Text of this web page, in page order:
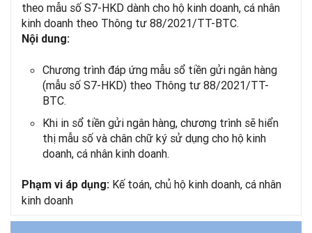
theo mẫu số S7-HKD dành cho hộ kinh doanh, cá nhân
kinh doanh theo Thông tư 88/2021/TT-BTC.
Nội dung:
Chương trình đáp ứng mẫu sổ tiền gửi ngân hàng
(mẫu số S7-HKD) theo Thông tư 88/2021/TT-
BTC.
Khi in sổ tiền gửi ngân hàng, chương trình sẽ hiển
thị mẫu số và chân chữ ký sử dụng cho hộ kinh
doanh, cá nhân kinh doanh.
Phạm vi áp dụng: Kế toán, chủ hộ kinh doanh, cá nhân
kinh doanh